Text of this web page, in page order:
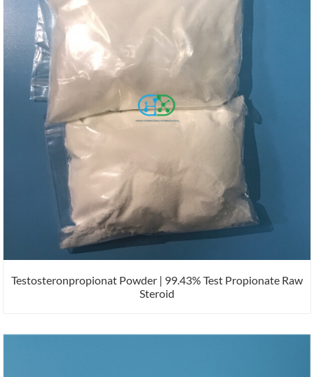
Testosteronpropionat Powder | 99.43% Test Propionate Raw
Steroid